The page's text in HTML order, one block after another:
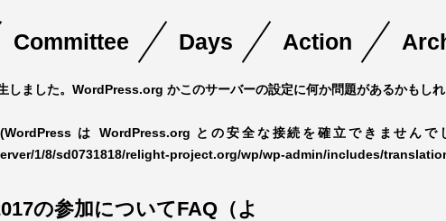
Committee Days Action
しました。WordPress.org かこのサーバーの設定に何か問題があるかもしれ
は WordPress.org との安全な接続を確立できません
1/8/sd0731818/relight-project.org/wp/wp-admin/includes/
の参加についてFAQ（よ